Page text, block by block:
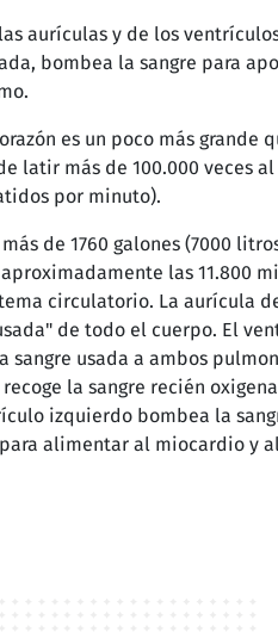
aurículas y de los
bombea la sangre para
es un poco más grande
latir más de 100.000 veces
por minuto).
de 1760 galones (7000
las 11.800
circulatorio. La aurícula
de todo el cuerpo. El
sangre usada a ambos
la sangre recién
izquierdo bombea la
alimentar al miocardio y